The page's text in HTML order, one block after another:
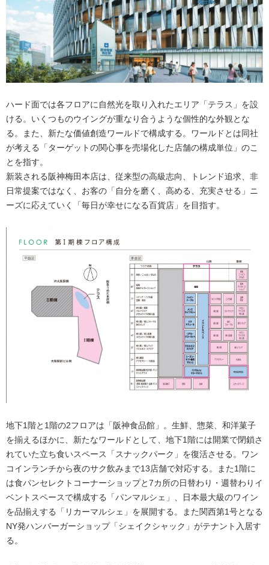
ハード面では各フロアに自然光を取り入れたエリア「テラス」を設
ける。いくつものウイングが重なり合うような個性的な外観とな
る。また、新たな価値創造ワールドで構成する。ワールドとは同社
が考える「ターゲットの関心事を売場化した店舗の構成単位」のこ
とを指す。
新装される阪神梅田本店は、従来型の高級志向、トレンド追求、非
日常提案ではなく、お客の「自分を磨く、高める、充実させる」ニ
ーズに応えていく「毎日が幸せになる百貨店」を目指す。
地下1階と1階の2フロアは「阪神食品館」。生鮮、惣菜、和洋菓子
を揃えるほかに、新たなワールドとして、地下1階には開業で閉鎖さ
れていた立ち食いスペース「スナックパーク」を復活させる。ワン
コインランチから夜のサク飲みまで13店舗で対応する。また1階に
は食パンセレクトコーナーショップと7カ所の日替わり・週替わりイ
ベントスペースで構成する「パンマルシェ」、日本最大級のワイン
を品揃えする「リカーマルシェ」を展開する。また関西第1号となる
NY発ハンバーガーショップ「シェイクシャック」がテナント入居す
る。